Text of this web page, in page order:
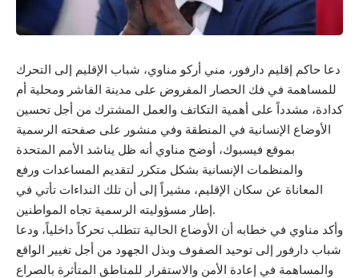
دعا حاكم إقليم دارفور، مني أركو مناوي، شباب الإقليم إلى التحرك
للمساهمة في فك الحصار المفروض على مدينة الفاشر ومحلية أم
كدادة، مشدداً على أهمية التكاتف والعمل المشترك من أجل تحسين
الأوضاع الإنسانية في المنطقة وفي منشور على صفحته الرسمية
بموقع فيسبوك، أوضح مناوي أنه ظل يناشد الأمم المتحدة
والمنظمات الإنسانية بشكل متكرر لتقديم المساعدات ورفع
المعاناة عن سكان الإقليم، مشيراً إلى أن تلك النداءات تأتي في
إطار مسؤوليته الرسمية تجاه المواطنين.
وأكد مناوي في خطابه أن الأوضاع الحالية تتطلب تحركاً داخلياً، ودعا
شباب دارفور إلى توحيد الصفوف وبذل الجهود من أجل تغيير الواقع
والمساهمة في إعادة الأمن والاستقرار للمناطق المتأثرة بالصراع